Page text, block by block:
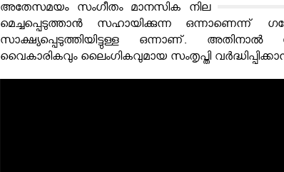
അതേസമയം സംഗീതം മാനസിക നില
മെച്ചപ്പെടുത്താൻ സഹായിക്കുന്ന ഒന്നാണെന്ന്
സാക്ഷ്യപ്പെടുത്തിയിട്ടുള്ള ഒന്നാണ്. അതിനാൽ
വൈകാരികവും ലൈംഗികവുമായ സംതൃപ്തി